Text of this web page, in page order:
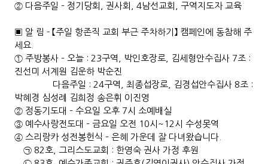
② 다음주일 – 정기당회, 권사회, 4남선교회, 구역지도자 교육
▣ 알 림 - 【주일 항존직 교회 부근 주차하기】 캠페인에 동참해 주
세요.
① 주방봉사 – 오늘 : 23구역, 박인호장로, 김세형안수집사 7조 :
진선미 서계원 김운하 박순진
다음주일 : 24구역, 최종섭장로, 김경섭안수집사 8조 :
박혜경 심성례 김희정 송은휘 이진영
② 정동기도대 – 수요일 오후 7시 소예배실
③ 예수사랑전도대 – 금요일 오전 10시~12시 수성못역
④ 스리랑카 성전봉헌식 – 은혜 가운데 잘 다녀왔습니다.
㉠ 82호, 그리스도교회 : 한영숙 권사 가정 후원